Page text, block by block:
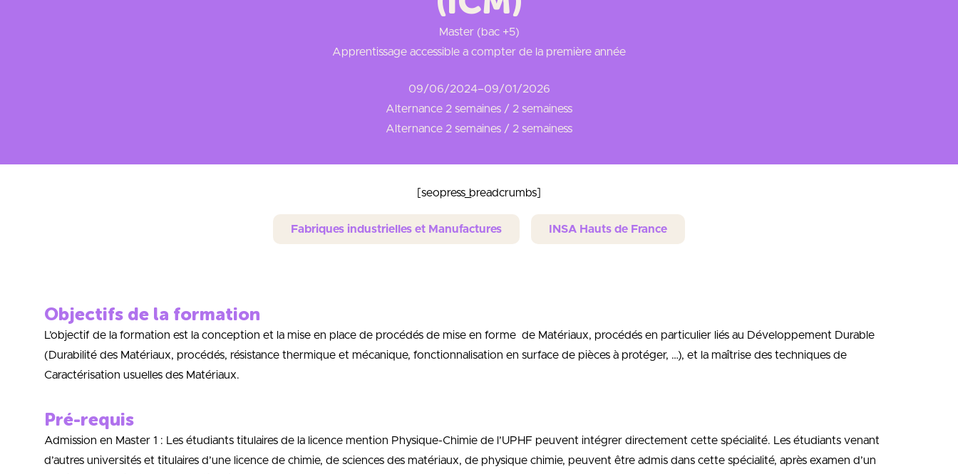
Master (bac +5)
Apprentissage accessible a compter de la première année
09/06/2024–09/01/2026
Alternance 2 semaines / 2 semainess
Alternance 2 semaines / 2 semainess
[seopress_breadcrumbs]
Fabriques industrielles et Manufactures INSA Hauts de France
Objectifs de la formation
L’objectif de la formation est la conception et la mise en place de procédés de mise en forme de Matériaux, procédés en particulier liés au Développement Durable
(Durabilité des Matériaux, procédés, résistance thermique et mécanique, fonctionnalisation en surface de pièces à protéger, …), et la maîtrise des techniques de
Caractérisation usuelles des Matériaux.
Pré-requis
Admission en Master 1 : Les étudiants titulaires de la licence mention Physique-Chimie de l’UPHF peuvent intégrer directement cette spécialité. Les étudiants venant
d’autres universités et titulaires d’une licence de chimie, de sciences des matériaux, de physique chimie, peuvent être admis dans cette spécialité, après examen d’un